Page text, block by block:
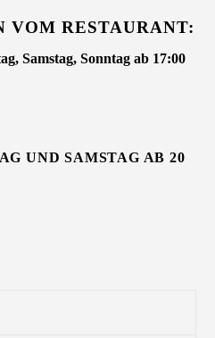
VOM RESTAURANT:
Samstag, Sonntag ab 17:00
UND SAMSTAG AB 20